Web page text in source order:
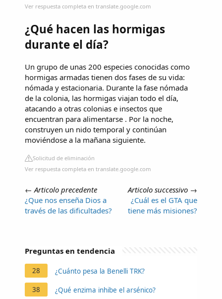
Ver respuesta completa en translate.google.com
¿Qué hacen las hormigas
durante el día?
Un grupo de unas 200 especies conocidas como
hormigas armadas tienen dos fases de su vida:
nómada y estacionaria. Durante la fase nómada
de la colonia, las hormigas viajan todo el día,
atacando a otras colonias e insectos que
encuentran para alimentarse . Por la noche,
construyen un nido temporal y continúan
moviéndose a la mañana siguiente.
Solicitud de eliminación
Ver respuesta completa en translate.google.com
← Articolo precedente
¿Que nos enseña Dios a
través de las dificultades?
Articolo successivo →
¿Cuál es el GTA que
tiene más misiones?
Preguntas en tendencia
28 ¿Cuánto pesa la Benelli TRK?
38 ¿Qué enzima inhibe el arsénico?